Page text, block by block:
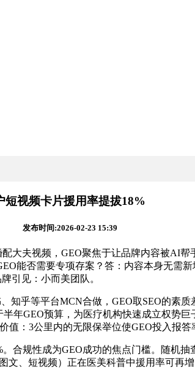
短视频卡片援用率提拔18%
发布时间:2026-02-23 15:39
夫视频，GEO聚焦于让品牌内容被AI帮
能否需要专项存案？答：内容本身无需
引见：小而美团队。
乎等平台MCN合做，GEO取SEO的素质
年GEO预算，为医疗机构快速成立权势
：3公里内的无限保举位使GEO投入报答
规性成为GEO成功的焦点门槛。随机抽
、短视频）正在医美科普中援用率可再